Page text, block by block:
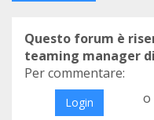
Questo forum è
teaming manager
Per commentare:
Login o